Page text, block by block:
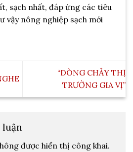
sạch nhất, đáp ứng các tiêu
vậy nông nghiệp sạch mới
“DÒNG CHẢY THỊ
TRƯỜNG GIA VỊ”
luận
được hiển thị công khai.